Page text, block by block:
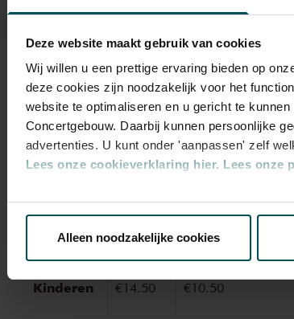
Deze website maakt gebruik van cookies
Wij willen u een prettige ervaring bieden op
deze cookies zijn noodzakelijk voor het
website te optimaliseren en u gericht te
Concertgebouw. Daarbij kunnen persoonlijke
advertenties. U kunt onder 'aanpassen' zelf
Lees onze cookieverklaring hier. Lees onze
Via decookieverklaringop onze website kunt
We werken samen met32 derdendie uw
Alleen noodzakelijke cookies
Tickets
Category
Category
2
Standaard €18.00 €10.50
Kinderen €14.50 €10.50